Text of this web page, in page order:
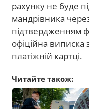
рахунку не буде
мандрівника
підтвердженням
офіційна виписка
платіжній картці.
Читайте також: